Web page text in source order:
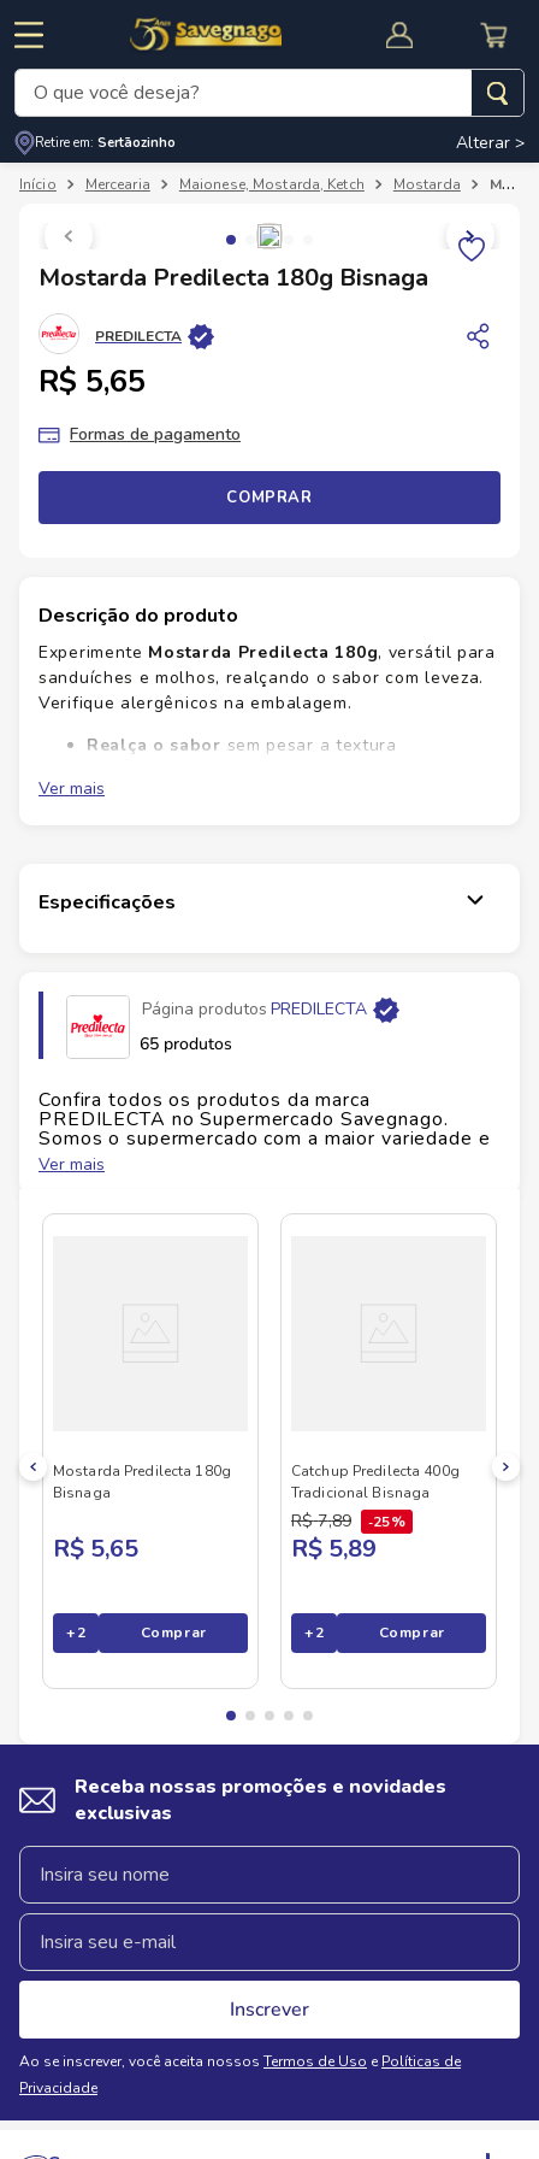
CUPOM DE DESCONTO
O que você deseja?
Retire em: Sertãozinho Alterar >
Mercearia Maionese, Mostarda, Ketch Mostarda Mostarda Predilecta 180g Bisnaga
Mostarda Predilecta 180g Bisnaga
PREDILECTA
R$ 5,65
Formas de pagamento
COMPRAR
Descrição do produto
Experimente Mostarda Predilecta 180g, versátil para
sanduíches e molhos, realçando o sabor com leveza.
Verifique alergênicos na embalagem.
Realça o sabor sem pesar a textura
Textura cremosa
para molhos e sanduíches. A versatilidade facilita o
dia a dia, transformando o trivial em saboroso.
Marca:Predilecta
Conteúdo: 180 g
Restrições:Nenhuma
Ver mais
Especificações
Página produtos PREDILECTA
65 produtos
Confira todos os produtos da marca
PREDILECTA no Supermercado Savegnago.
Somos o supermercado com a maior variedade e
qualidade do Brasil!
de produtos PREDILECTA, confira abaixo:
Ver mais
Mostarda Predilecta 180g
Bisnaga
R$ 5,65
+2 Comprar
Catchup Predilecta 400g
Tradicional Bisnaga
R$ 7,89 25%
R$ 5,89
+2 Comprar
Receba nossas promoções e novidades
exclusivas
Inscrever
Ao se inscrever, você aceita nossos Termos de Uso e Políticas de
Privacidade
Termos mais buscados
cafe
3º
cerveja
4º
carne
5º arroz